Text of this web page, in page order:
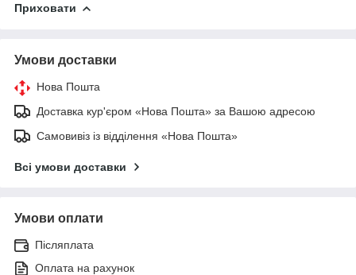
Приховати
Умови доставки
Нова Пошта
Доставка кур'єром «Нова Пошта» за Вашою адресою
Самовивіз із відділення «Нова Пошта»
Всі умови доставки
Умови оплати
Післяплата
Оплата на рахунок